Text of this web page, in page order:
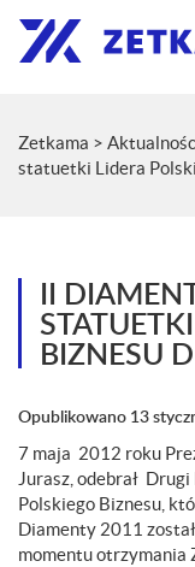
Zetkama >
statuetki Lidera
II
BIZNESU
Opublikowano 13
7 maja 2012 roku
Jurasz, odebrał
Polskiego Biznesu,
Diamenty 2011
momentu otrzymania